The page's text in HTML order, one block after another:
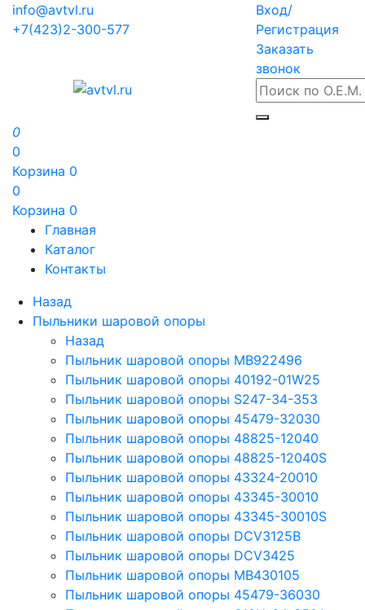
info@avtvl.ru
+7(423)2-300-577
Вход/
Регистрация
Заказать
звонок
0
0
Корзина 0
0
Корзина 0
Главная
Каталог
Контакты
Назад
Пыльники шаровой опоры
Назад
Пыльник шаровой опоры MB922496
Пыльник шаровой опоры 40192-01W25
Пыльник шаровой опоры S247-34-353
Пыльник шаровой опоры 45479-32030
Пыльник шаровой опоры 48825-12040
Пыльник шаровой опоры 48825-12040S
Пыльник шаровой опоры 43324-20010
Пыльник шаровой опоры 43345-30010
Пыльник шаровой опоры 43345-30010S
Пыльник шаровой опоры DCV3125B
Пыльник шаровой опоры DCV3425
Пыльник шаровой опоры MB430105
Пыльник шаровой опоры 45479-36030